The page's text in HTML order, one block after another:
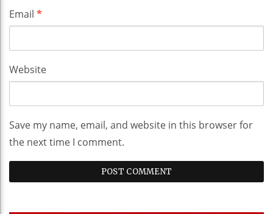
Email *
Website
Save my name, email, and website in this browser for
the next time I comment.